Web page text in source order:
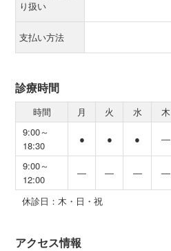
り扱い
支払い方法
診療時間
時間 月 火 水 木
9:00～
18:30
● ● ● ―
9:00～
12:00
― ― ― ―
休診日：木・日・祝
アクセス情報